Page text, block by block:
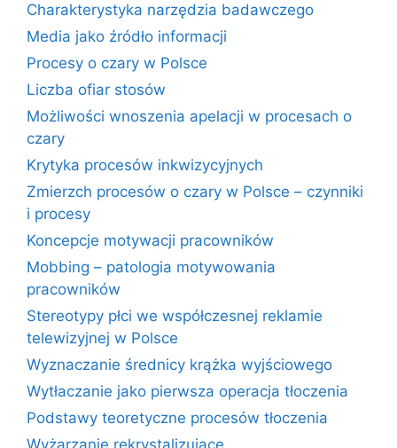
Charakterystyka narzędzia badawczego
Media jako źródło informacji
Procesy o czary w Polsce
Liczba ofiar stosów
Możliwości wnoszenia apelacji w procesach o
czary
Krytyka procesów inkwizycyjnych
Zmierzch procesów o czary w Polsce – czynniki
i procesy
Koncepcje motywacji pracowników
Mobbing – patologia motywowania
pracowników
Stereotypy płci we współczesnej reklamie
telewizyjnej w Polsce
Wyznaczanie średnicy krążka wyjściowego
Wytłaczanie jako pierwsza operacja tłoczenia
Podstawy teoretyczne procesów tłoczenia
Wyżarzanie rekrystalizujące